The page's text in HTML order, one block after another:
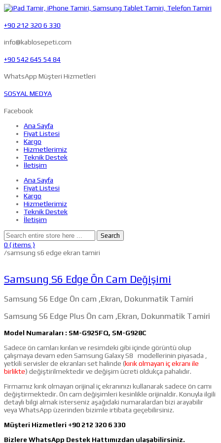
+90 212 320 6 330
info@kablosepeti.com
+90 542 645 54 84
WhatsApp Müşteri Hizmetleri
SOSYAL MEDYA
Facebook
Ana Sayfa
Fiyat Listesi
Kargo
Hizmetlerimiz
Teknik Destek
İletişim
Ana Sayfa
Fiyat Listesi
Kargo
Hizmetlerimiz
Teknik Destek
İletişim
Search
0 ( items )
/samsung s6 edge ekran tamiri
Samsung S6 Edge Ön Cam Değişimi
Samsung S6 Edge Ön cam ,Ekran, Dokunmatik Tamiri
Samsung S6 Edge Plus Ön cam ,Ekran, Dokunmatik Tamiri
Model Numaraları : SM-G925FQ, SM-G928C
Sadece ön camları kırılan ve resimdeki gibi içinde görüntü olup
çalışmaya devam eden Samsung Galaxy S8 modellerinin piyasada ,
yetkili servisler de ekranları set halinde (kırık olmayan iç ekranı ile
birlikte) değiştirilmektedir ve değişim ücreti oldukça pahalıdır.
Firmamız kırık olmayan orijinal iç ekranınızı kullanarak sadece ön camı
değiştirmektedir. Ön cam değişimleri kesinlikle orijinaldir. Konuyla ilgili
detaylı bilgi almak isterseniz aşağıdaki numaralardan bizi arayabilir
veya WhatsApp üzerinden bizimle irtibata geçebilirsiniz.
Müşteri Hizmetleri +90 212 320 6 330
Bizlere WhatsApp Destek Hattımızdan ulaşabilirsiniz.